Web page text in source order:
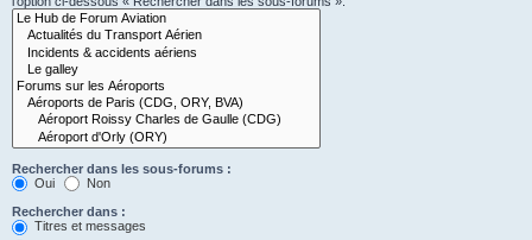
Rechercher dans les sous-forums :
Oui
Non
Rechercher dans :
Titres et messages